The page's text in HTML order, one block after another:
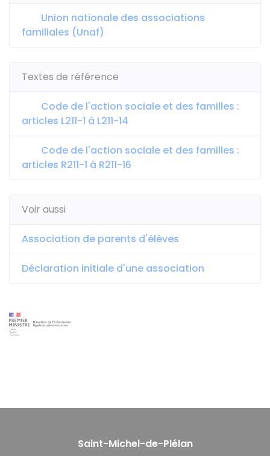
Union nationale des associations
familiales (Unaf)
Textes de référence
Code de l'action sociale et des familles :
articles L211-1 à L211-14
Code de l'action sociale et des familles :
articles R211-1 à R211-16
Voir aussi
Association de parents d'élèves
Déclaration initiale d'une association
Saint-Michel-de-Plélan